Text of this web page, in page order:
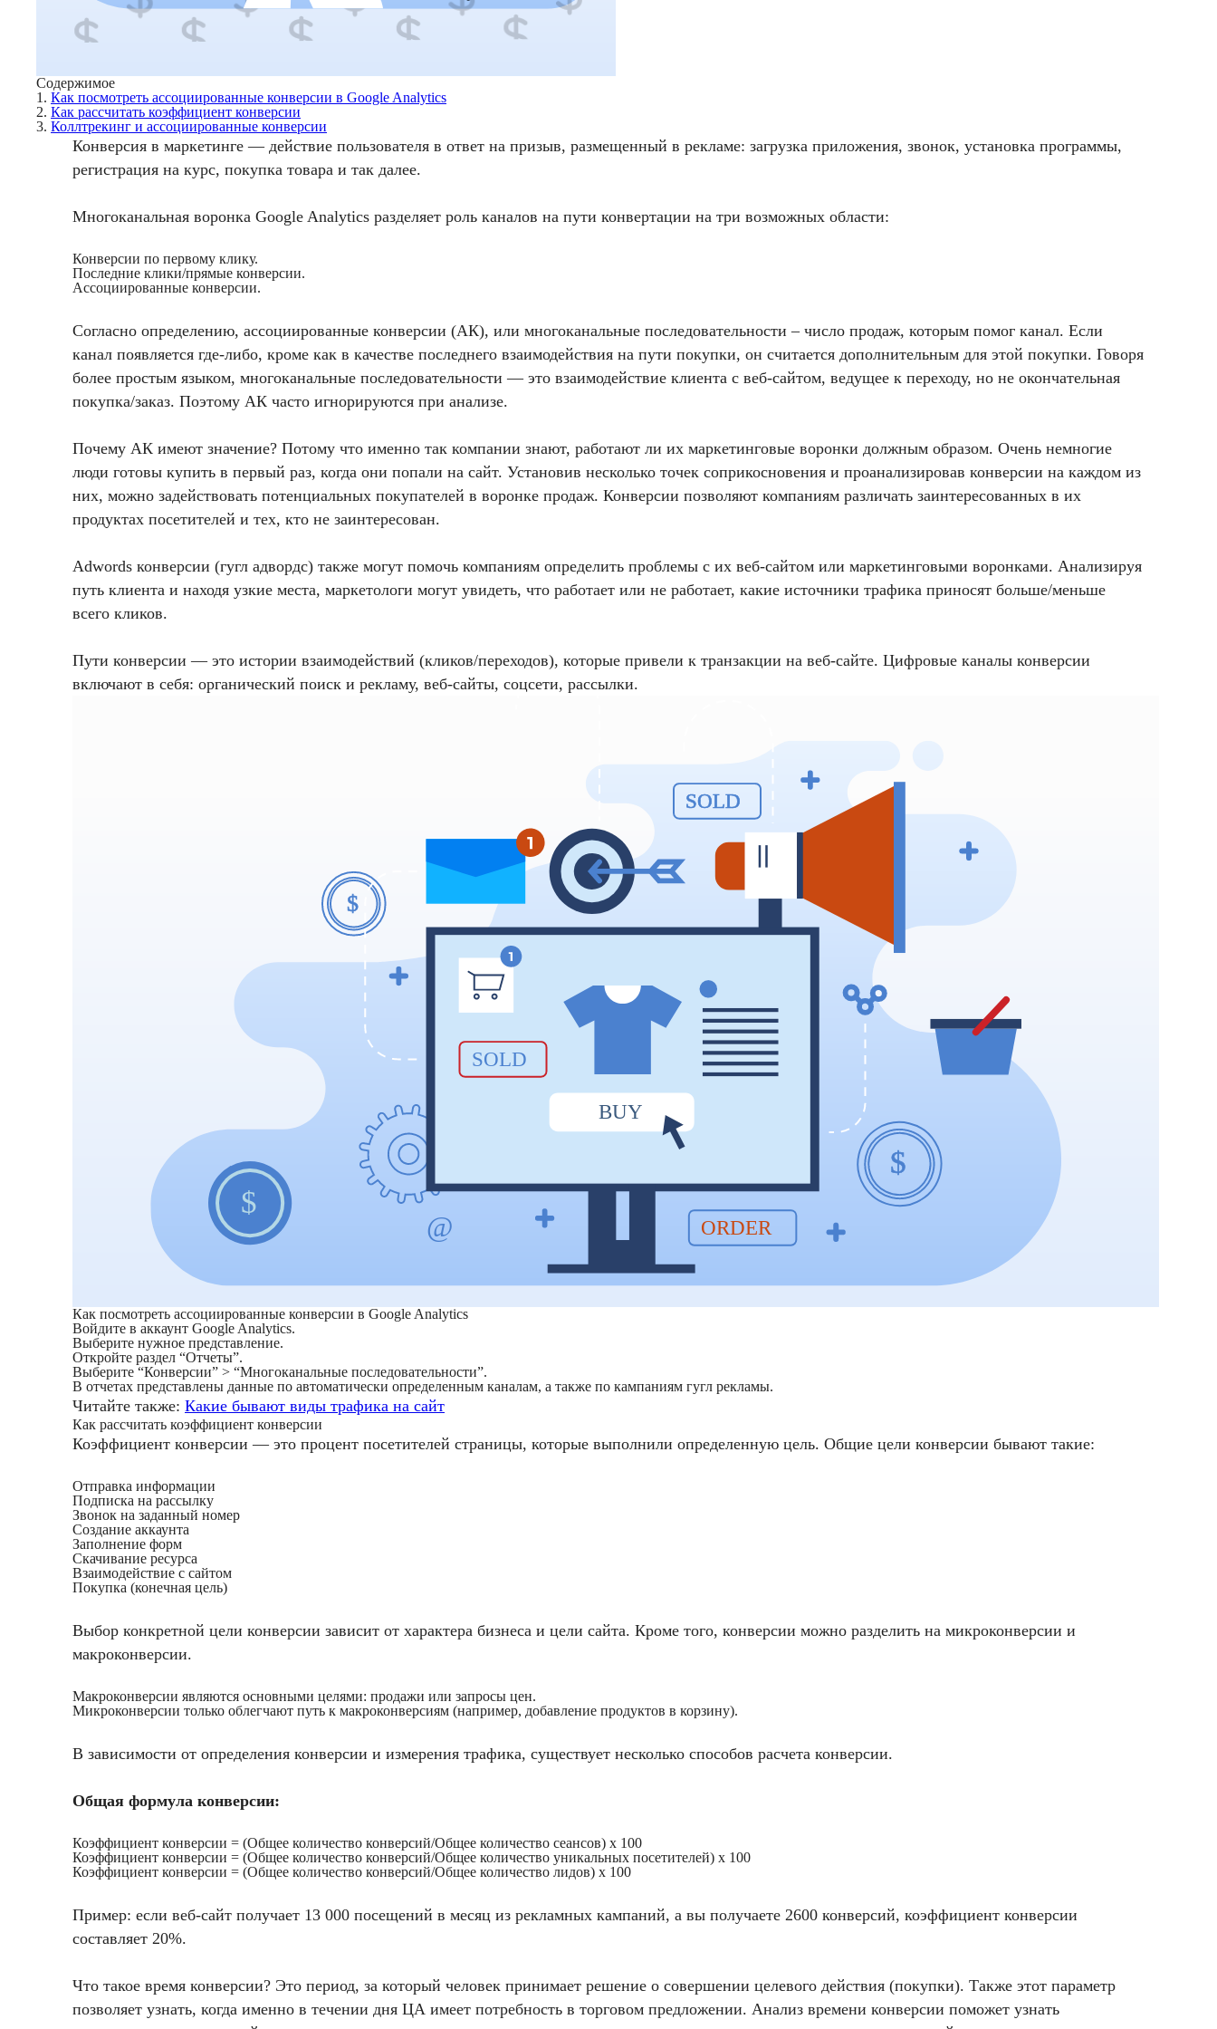
Содержимое
1. Как посмотреть ассоциированные конверсии в Google Analytics
2. Как рассчитать коэффициент конверсии
3. Коллтрекинг и ассоциированные конверсии
Конверсия в маркетинге — действие пользователя в ответ на призыв, размещенный в рекламе: загрузка приложения, звонок, установка программы,
регистрация на курс, покупка товара и так далее.
Многоканальная воронка Google Analytics разделяет роль каналов на пути конвертации на три возможных области:
Конверсии по первому клику.
Последние клики/прямые конверсии.
Ассоциированные конверсии.
Согласно определению, ассоциированные конверсии (АК), или многоканальные последовательности – число продаж, которым помог канал. Если
канал появляется где-либо, кроме как в качестве последнего взаимодействия на пути покупки, он считается дополнительным для этой покупки. Говоря
более простым языком, многоканальные последовательности — это взаимодействие клиента с веб-сайтом, ведущее к переходу, но не окончательная
покупка/заказ. Поэтому АК часто игнорируются при анализе.
Почему АК имеют значение? Потому что именно так компании знают, работают ли их маркетинговые воронки должным образом. Очень немногие
люди готовы купить в первый раз, когда они попали на сайт. Установив несколько точек соприкосновения и проанализировав конверсии на каждом из
них, можно задействовать потенциальных покупателей в воронке продаж. Конверсии позволяют компаниям различать заинтересованных в их
продуктах посетителей и тех, кто не заинтересован.
Adwords конверсии (гугл адвордс) также могут помочь компаниям определить проблемы с их веб-сайтом или маркетинговыми воронками. Анализируя
путь клиента и находя узкие места, маркетологи могут увидеть, что работает или не работает, какие источники трафика приносят больше/меньше
всего кликов.
Пути конверсии — это истории взаимодействий (кликов/переходов), которые привели к транзакции на веб-сайте. Цифровые каналы конверсии
включают в себя: органический поиск и рекламу, веб-сайты, соцсети, рассылки.
Как посмотреть ассоциированные конверсии в Google Analytics
Войдите в аккаунт Google Analytics.
Выберите нужное представление.
Откройте раздел “Отчеты”.
Выберите “Конверсии” > “Многоканальные последовательности”.
В отчетах представлены данные по автоматически определенным каналам, а также по кампаниям гугл рекламы.
Читайте также: Какие бывают виды трафика на сайт
Как рассчитать коэффициент конверсии
Коэффициент конверсии — это процент посетителей страницы, которые выполнили определенную цель. Общие цели конверсии бывают такие:
Отправка информации
Подписка на рассылку
Звонок на заданный номер
Создание аккаунта
Заполнение форм
Скачивание ресурса
Взаимодействие с сайтом
Покупка (конечная цель)
Выбор конкретной цели конверсии зависит от характера бизнеса и цели сайта. Кроме того, конверсии можно разделить на микроконверсии и
макроконверсии.
Макроконверсии являются основными целями: продажи или запросы цен.
Микроконверсии только облегчают путь к макроконверсиям (например, добавление продуктов в корзину).
В зависимости от определения конверсии и измерения трафика, существует несколько способов расчета конверсии.
Общая формула конверсии:
Коэффициент конверсии = (Общее количество конверсий/Общее количество сеансов) x 100
Коэффициент конверсии = (Общее количество конверсий/Общее количество уникальных посетителей) x 100
Коэффициент конверсии = (Общее количество конверсий/Общее количество лидов) x 100
Пример: если веб-сайт получает 13 000 посещений в месяц из рекламных кампаний, а вы получаете 2600 конверсий, коэффициент конверсии
составляет 20%.
Что такое время конверсии? Это период, за который человек принимает решение о совершении целевого действия (покупки). Также этот параметр
позволяет узнать, когда именно в течении дня ЦА имеет потребность в торговом предложении. Анализ времени конверсии поможет узнать